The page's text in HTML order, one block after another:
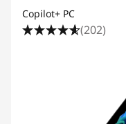
Copilot+ PC
(202)